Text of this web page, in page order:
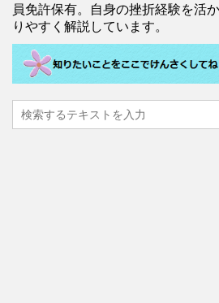
員免許保有。自身の挫折経験を活
りやすく解説しています。